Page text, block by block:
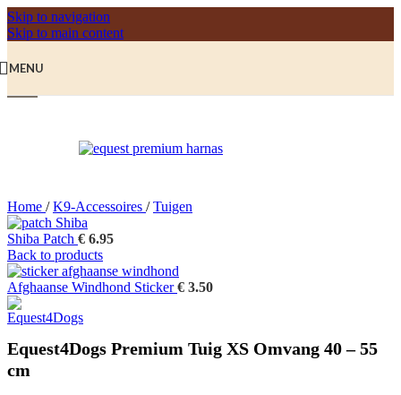
Skip to navigation
Skip to main content
MENU
Home / K9-Accessoires / Tuigen
Shiba Patch € 6.95
Back to products
Afghaanse Windhond Sticker€ 3.50
Equest4Dogs Premium Tuig XS Omvang 40 – 55
cm